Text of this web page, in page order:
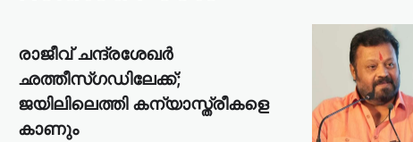
രാജീവ് ചന്ദ്രശേഖര്‍
ഛത്തീസ്ഗഡിലേക്ക്;
ജയിലിലെത്തി കന്യാസ്ത്രീകളെ
കാണും